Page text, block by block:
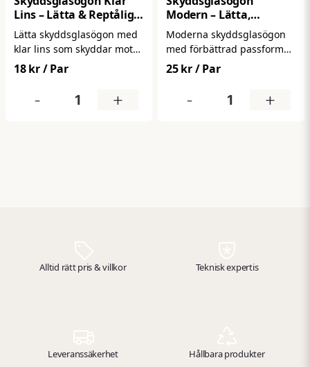
Lins – Lätta & Reptåliga
för Arbete
Lätta skyddsglasögon med
klar lins som skyddar mot
damm och partiklar.
lämpliga för daglig
användning i industri,
18 kr/ Par
- +
Modern – Lätta,
Bekväma & Reptåliga
Arbetsglasögon
Moderna skyddsglasögon
med förbättrad passform
och komfort för daglig
skydd mot damm och
partiklar samtidigt som de
25 kr/ Par
- +
Alltid rätt pris & villkor Teknisk expertis
Leveranssäkerhet Hållbara produkter